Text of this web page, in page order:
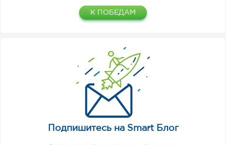
Подпишитесь на Smart Блог
К ПОБЕДАМ